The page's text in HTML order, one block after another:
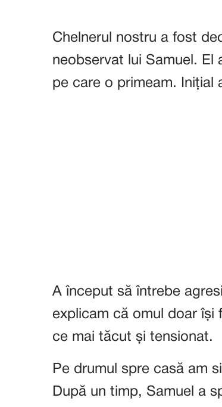
Chelnerul nostru a fost
neobservat lui Samuel.
pe care o primeam. Inițial
A început să întrebe
explicam că omul doar își
ce mai tăcut și tensionat.
Pe drumul spre casă am
După un timp, Samuel a